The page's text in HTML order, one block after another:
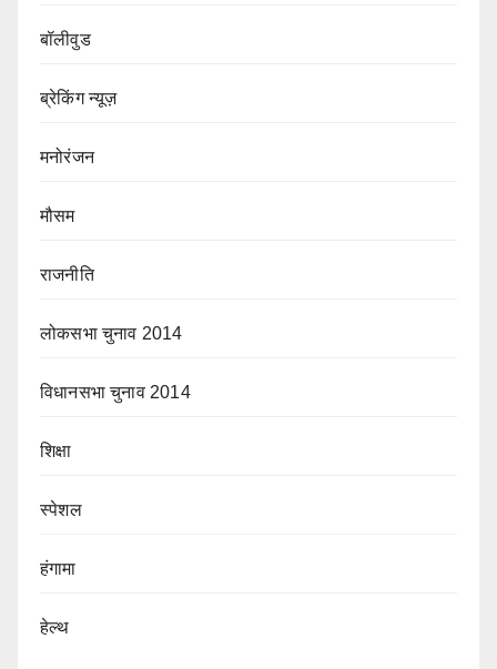
बॉलीवुड
ब्रेकिंग न्यूज़
मनोरंजन
मौसम
राजनीति
लोकसभा चुनाव 2014
विधानसभा चुनाव 2014
शिक्षा
स्पेशल
हंगामा
हेल्थ